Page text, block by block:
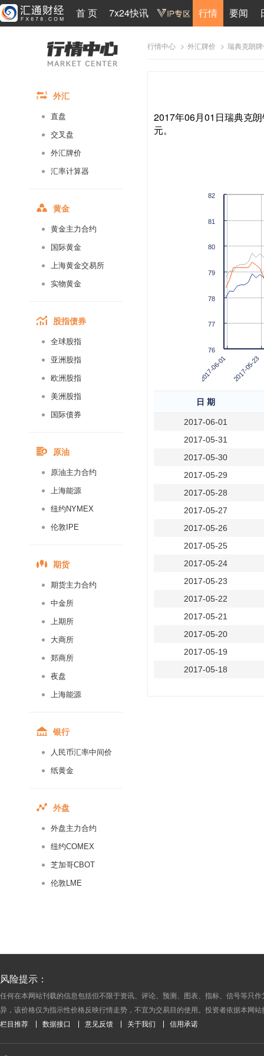
首 页 7x24快讯 行情 要闻
外汇
直盘
交叉盘
外汇牌价
汇率计算器
黄金
黄金主力合约
国际黄金
上海黄金交易所
实物黄金
股指债券
全球股指
亚洲股指
欧洲股指
美洲股指
国际债券
原油
原油主力合约
上海能源
纽约NYMEX
伦敦IPE
期货
期货主力合约
中金所
上期所
大商所
郑商所
夜盘
上海能源
银行
人民币汇率中间价
纸黄金
外盘
外盘主力合约
纽约COMEX
芝加哥CBOT
伦敦LME
行情中心 > 外汇牌价 > 瑞典克朗
2017年06月01日瑞典克
元。
2017-06-01 2017-05-23
76
77
78
79
80
81
82
日 期
2017-06-01
2017-05-31
2017-05-30
2017-05-29
2017-05-28
2017-05-27
2017-05-26
2017-05-25
2017-05-24
2017-05-23
2017-05-22
2017-05-21
2017-05-20
2017-05-19
2017-05-18
2016-09-05
2016-08-31
2016-08-30
风险提示：
任何在本网站刊载的信息包括但不限于资讯、评论、预测、图表、指标、信号等只
异，该价格仅为指示性价格反映行情走势，不宜为交易目的使用。投资者依据本网
栏目推荐 数据接口 意见反馈 关于我们 信用承诺